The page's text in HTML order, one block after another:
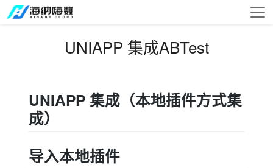
UNIAPP 集成ABTest
UNIAPP 集成（本地插件方式集
成）
导入本地插件